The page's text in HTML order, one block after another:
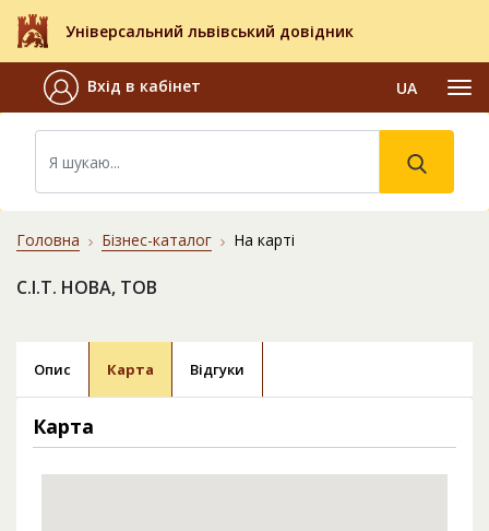
Універсальний львівський довідник
Вхід в кабінет UA
Головна Бізнес-каталог На карті
С.І.Т. НОВА, ТОВ
Опис Карта Відгуки
Карта